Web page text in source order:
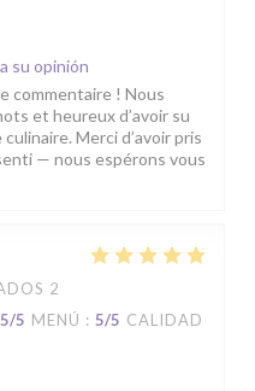
su opinión
commentaire ! Nous
et heureux d’avoir su
Merci d’avoir pris
— nous espérons vous
2
5/5 MENÚ : 5/5 CALIDAD